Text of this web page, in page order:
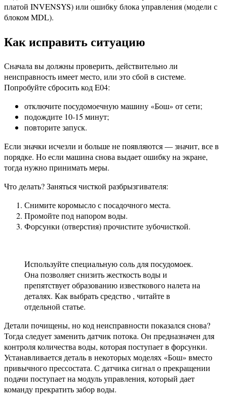
платой INVENSYS) или ошибку блока управления (модели с
блоком MDL).
Как исправить ситуацию
Сначала вы должны проверить, действительно ли
неисправность имеет место, или это сбой в системе.
Попробуйте сбросить код E04:
отключите посудомоечную машину «Бош» от сети;
подождите 10-15 минут;
повторите запуск.
Если значки исчезли и больше не появляются — значит, все в
порядке. Но если машина снова выдает ошибку на экране,
тогда нужно принимать меры.
Что делать? Заняться чисткой разбрызгивателя:
Снимите коромысло с посадочного места.
Промойте под напором воды.
Форсунки (отверстия) прочистите зубочисткой.
Используйте специальную соль для посудомоек.
Она позволяет снизить жесткость воды и
препятствует образованию известкового налета на
деталях. Как выбрать средство , читайте в
отдельной статье.
Детали почищены, но код неисправности показался снова?
Тогда следует заменить датчик потока. Он предназначен для
контроля количества воды, которая поступает в форсунки.
Устанавливается деталь в некоторых моделях «Бош» вместо
привычного прессостата. С датчика сигнал о прекращении
подачи поступает на модуль управления, который дает
команду прекратить забор воды.